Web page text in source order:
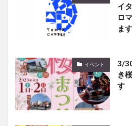
イ
ロ
ます
イベント
3/
き
す